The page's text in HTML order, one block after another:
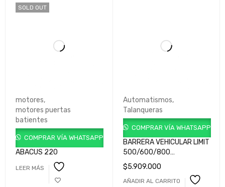
SOLD OUT
motores,
motores puertas
batientes
COMPRAR VÍA WHATSAPP
ABACUS 220
LEER MÁS
Automatismos,
Talanqueras
COMPRAR VÍA WHATSAPP
BARRERA VEHICULAR LIMIT
500/600/800
TALANQUERAS
VEHICULARES USO
INTENSIVO FUNCION
$5.909.000
AÑADIR AL CARRITO